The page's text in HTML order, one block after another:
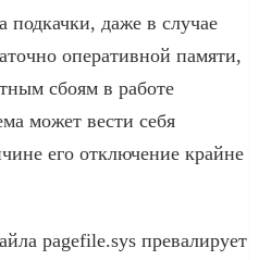
даже в случае
оперативной памяти,
сбоям в работе
может вести себя
его отключение крайне
pagefile.sys превалирует